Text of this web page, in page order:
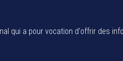
qui a pour vocation d'offrir des